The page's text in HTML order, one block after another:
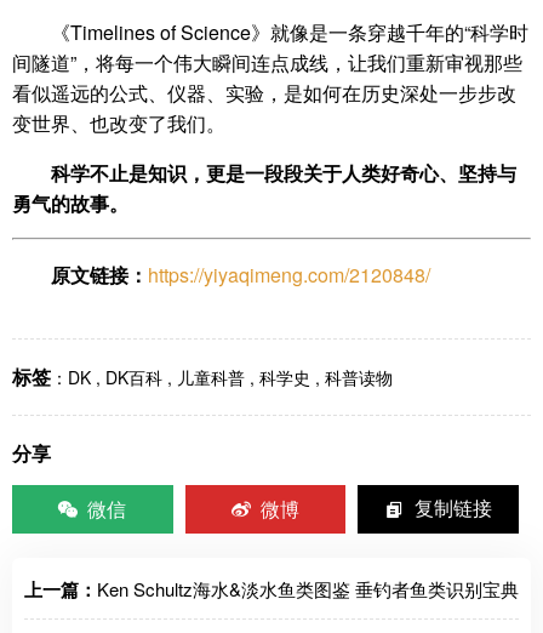
《Timelines of Science》就像是一条穿越千年的“科学时
间隧道”，将每一个伟大瞬间连点成线，让我们重新审视那些
看似遥远的公式、仪器、实验，是如何在历史深处一步步改
变世界、也改变了我们。
科学不止是知识，更是一段段关于人类好奇心、坚持与
勇气的故事。
原文链接： https://yiyaqimeng.com/2120848/
标签 ： DK , DK百科 , 儿童科普 , 科学史 , 科普读物
分享
微信
微博 复制链接
上一篇： Ken Schultz海水&淡水鱼类图鉴 垂钓者鱼类识别宝典